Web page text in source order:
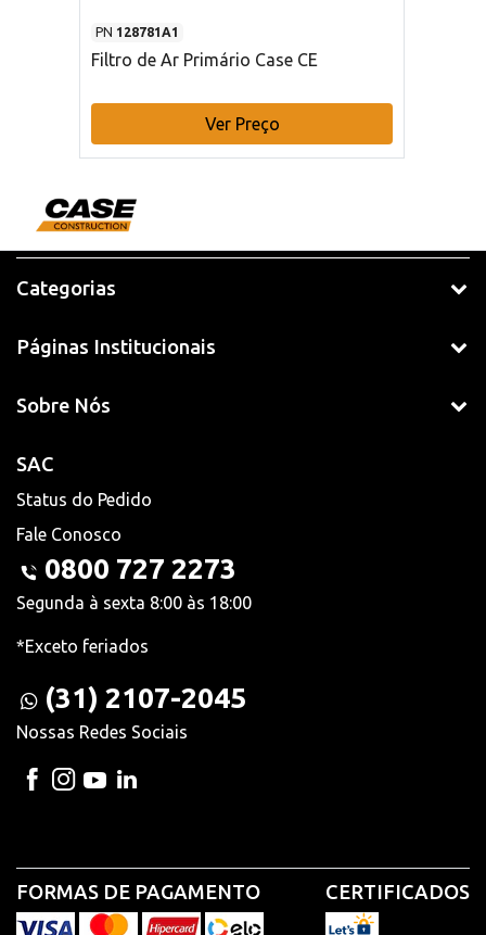
PN 128781A1
Filtro de Ar Primário Case CE
Ver Preço
Categorias
Páginas Institucionais
Sobre Nós
SAC
Status do Pedido
Fale Conosco
0800 727 2273
Segunda à sexta 8:00 às 18:00
*Exceto feriados
(31) 2107-2045
Nossas Redes Sociais
FORMAS DE PAGAMENTO CERTIFICADOS